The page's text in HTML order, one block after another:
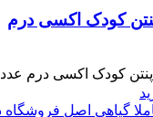
کودک اکسی درم
کودک اکسی درم عدد